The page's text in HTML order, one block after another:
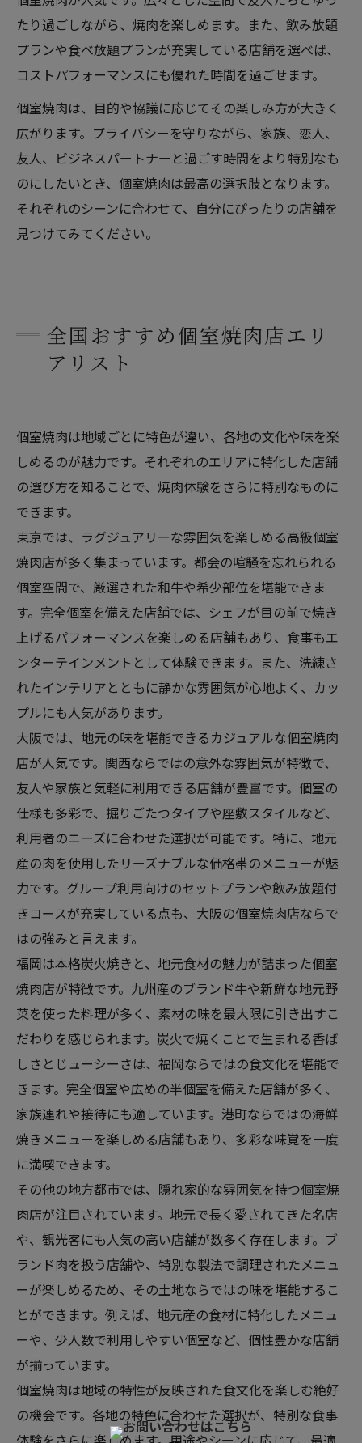
たり過ごしながら、焼肉を楽しめます。また、飲み放題
プランや食べ放題プランが充実している店舗を選べば、
コストパフォーマンスにも優れた時間を過ごせます。
個室焼肉は、目的や協議に応じてその楽しみ方が大きく
広がります。プライバシーを守りながら、家族、恋人、
友人、ビジネスパートナーと過ごす時間をより特別なも
のにしたいとき、個室焼肉は最高の選択肢となります。
それぞれのシーンに合わせて、自分にぴったりの店舗を
見つけてみてください。
全国おすすめ個室焼肉店エリ
アリスト
個室焼肉は地域ごとに特色が違い、各地の文化や味を楽
しめるのが魅力です。それぞれのエリアに特化した店舗
の選び方を知ることで、焼肉体験をさらに特別なものに
できます。
東京では、ラグジュアリーな雰囲気を楽しめる高級個室
焼肉店が多く集まっています。都会の喧騒を忘れられる
個室空間で、厳選された和牛や希少部位を堪能できま
す。完全個室を備えた店舗では、シェフが目の前で焼き
上げるパフォーマンスを楽しめる店舗もあり、食事もエ
ンターテインメントとして体験できます。また、洗練さ
れたインテリアとともに静かな雰囲気が心地よく、カッ
プルにも人気があります。
大阪では、地元の味を堪能できるカジュアルな個室焼肉
店が人気です。関西ならではの意外な雰囲気が特徴で、
友人や家族と気軽に利用できる店舗が豊富です。個室の
仕様も多彩で、掘りごたつタイプや座敷スタイルなど、
利用者のニーズに合わせた選択が可能です。特に、地元
産の肉を使用したリーズナブルな価格帯のメニューが魅
力です。グループ利用向けのセットプランや飲み放題付
きコースが充実している点も、大阪の個室焼肉店ならで
はの強みと言えます。
福岡は本格炭火焼きと、地元食材の魅力が詰まった個室
焼肉店が特徴です。九州産のブランド牛や新鮮な地元野
菜を使った料理が多く、素材の味を最大限に引き出すこ
だわりを感じられます。炭火で焼くことで生まれる香ば
しさとじューシーさは、福岡ならではの食文化を堪能で
きます。完全個室や広めの半個室を備えた店舗が多く、
家族連れや接待にも適しています。港町ならではの海鮮
焼きメニューを楽しめる店舗もあり、多彩な味覚を一度
に満喫できます。
その他の地方都市では、隠れ家的な雰囲気を持つ個室焼
肉店が注目されています。地元で長く愛されてきた名店
や、観光客にも人気の高い店舗が数多く存在します。ブ
ランド肉を扱う店舗や、特別な製法で調理されたメニュ
ーが楽しめるため、その土地ならではの味を堪能するこ
とができます。例えば、地元産の食材に特化したメニュ
ーや、少人数で利用しやすい個室など、個性豊かな店舗
が揃っています。
個室焼肉は地域の特性が反映された食文化を楽しむ絶好
の機会です。各地の特色に合わせた選択が、特別な食事